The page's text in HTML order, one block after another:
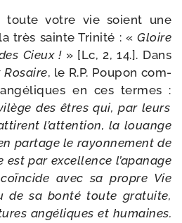
toute votre vie soient une
très sainte Trinité : « Gloire
Cieux !» [Lc, 2, 14.]. Dans
Rosaire, le R.P. Poupon com­
en ces termes :
des êtres qui, par leurs
l’attention, la louange
par­tage le rayon­ne­ment de
par excel­lence l’apanage
avec sa propre Vie
de sa bon­té toute gra­tuite,
angé­liques et humaines.